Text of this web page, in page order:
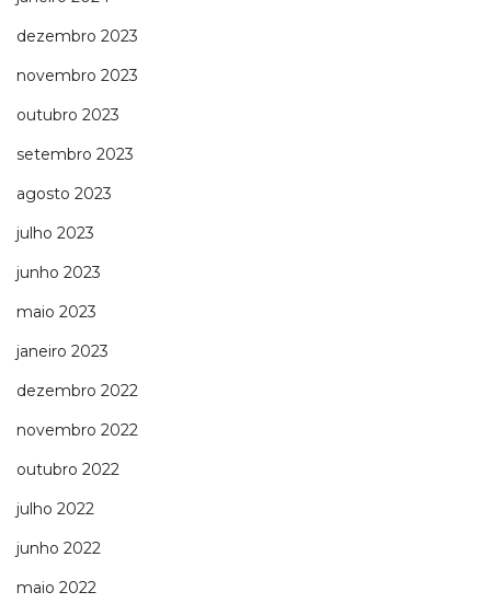
dezembro 2023
novembro 2023
outubro 2023
setembro 2023
agosto 2023
julho 2023
junho 2023
maio 2023
janeiro 2023
dezembro 2022
novembro 2022
outubro 2022
julho 2022
junho 2022
maio 2022